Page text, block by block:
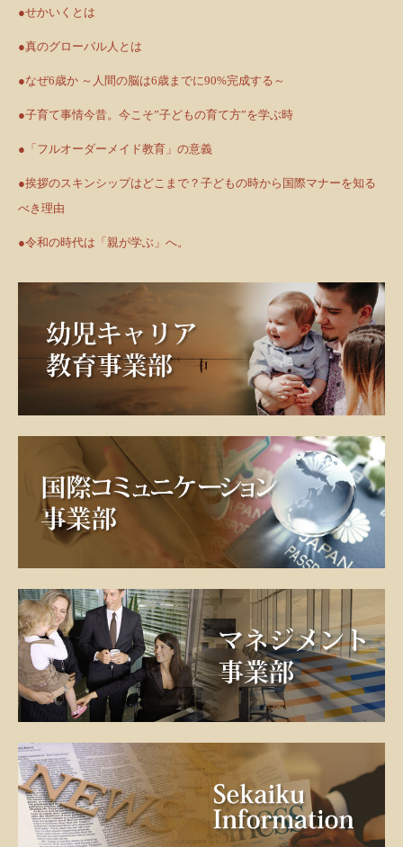
●せかいくとは
●真のグローバル人とは
●なぜ6歳か ～人間の脳は6歳までに90%完成する～
●子育て事情今昔。今こそ”子どもの育て方”を学ぶ時
●「フルオーダーメイド教育」の意義
●挨拶のスキンシップはどこまで？子どもの時から国際マナーを知る
べき理由
●令和の時代は「親が学ぶ」へ。